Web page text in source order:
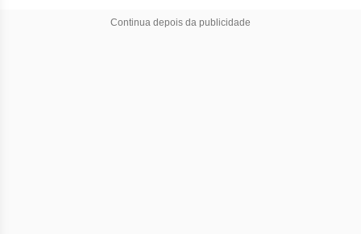
Continua depois da publicidade